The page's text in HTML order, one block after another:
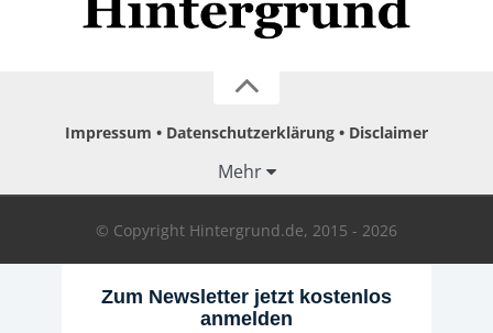
Impressum Datenschutzerklärung Disclaimer
Mehr
© Copyright Hintergrund.de, 2015 - 2026
Zum Newsletter jetzt kostenlos
anmelden